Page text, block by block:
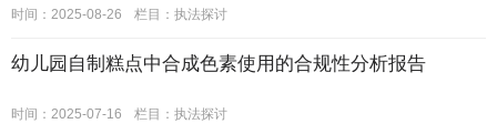
时间：2025-08-26 栏目： 执法探讨
幼儿园自制糕点中合成色素使用的合规性分析报告
时间：2025-07-16 栏目： 执法探讨